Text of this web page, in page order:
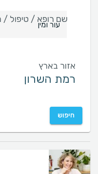
שם רופא / טיפול /
אזור בארץ
חיפוש